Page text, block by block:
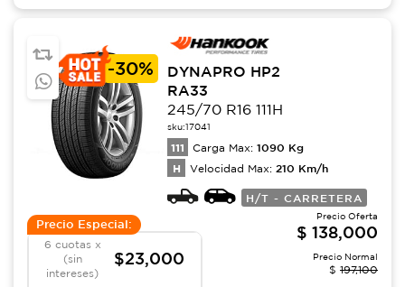
-30%
DYNAPRO HP2
RA33
245/70 R16 111H
sku:17041
111 Carga Max: 1090 Kg
H Velocidad Max: 210 Km/h
H/T - CARRETERA
Precio Especial:
6 cuotas x
(sin
intereses)
$23,000
Precio Oferta
$ 138,000
Precio Normal
$ 197,100